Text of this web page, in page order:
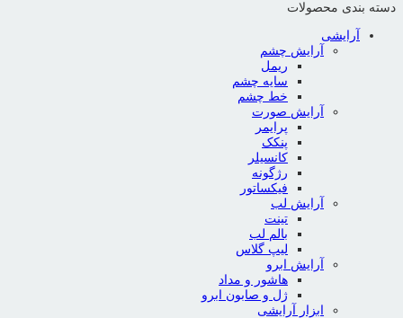
دسته بندی محصولات
آرایشی
آرایش چشم
ریمل
سایه چشم
خط چشم
آرایش صورت
پرایمر
پنکک
کانسیلر
رژگونه
فیکساتور
آرایش لب
تینت
بالم لب
لیپ گلاس
آرایش ابرو
هاشور و مداد
ژل و صابون ابرو
ابزار آرایشی